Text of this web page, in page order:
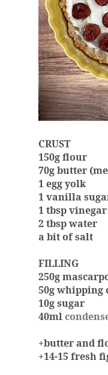
CRUST
150g flour
70g butter
1 egg yolk
1 vanilla
1 tbsp vinegar
2 tbsp water
a bit of salt
FILLING
250g
50g whipping
10g sugar
40ml
+butter and
+14-15 fresh